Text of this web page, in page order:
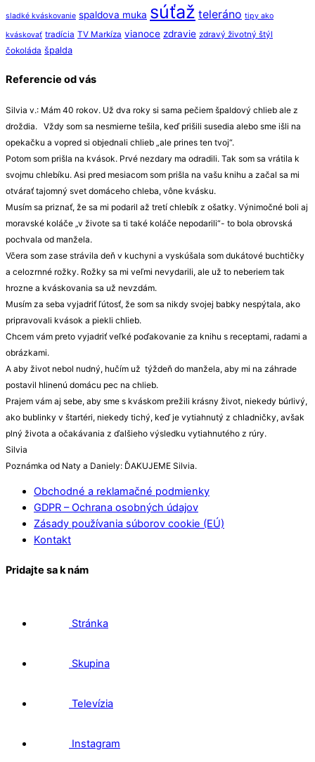
sladké kváskovanie spaldova muka súťaž teleráno tipy ako
kváskovať tradícia TV Markíza vianoce zdravie zdravý životný štýl
čokoláda špalda
Referencie od vás
Silvia v.: Mám 40 rokov. Už dva roky si sama pečiem špaldový chlieb ale z
droždia. Vždy som sa nesmierne tešila, keď prišili susedia alebo sme išli na
opekačku a vopred si objednali chlieb „ale prines ten tvoj“.
Potom som prišla na kvások. Prvé nezdary ma odradili. Tak som sa vrátila k
svojmu chlebíku. Asi pred mesiacom som prišla na vašu knihu a začal sa mi
otvárať tajomný svet domáceho chleba, vône kvásku.
Musím sa priznať, že sa mi podaril až tretí chlebík z ošatky. Výnimočné boli aj
moravské koláče „v živote sa ti také koláče nepodarili“- to bola obrovská
pochvala od manžela.
Včera som zase strávila deň v kuchyni a vyskúšala som dukátové buchtičky
a celozrnné rožky. Rožky sa mi veľmi nevydarili, ale už to neberiem tak
hrozne a kváskovania sa už nevzdám.
Musím za seba vyjadriť ľútosť, že som sa nikdy svojej babky nespýtala, ako
pripravovali kvások a piekli chlieb.
Chcem vám preto vyjadriť veľké poďakovanie za knihu s receptami, radami a
obrázkami.
A aby život nebol nudný, hučím už týždeň do manžela, aby mi na záhrade
postavil hlinenú domácu pec na chlieb.
Prajem vám aj sebe, aby sme s kváskom prežili krásny život, niekedy búrlivý,
ako bublinky v štartéri, niekedy tichý, keď je vytiahnutý z chladničky, avšak
plný života a očakávania z ďalšieho výsledku vytiahnutého z rúry.
Silvia
Poznámka od Naty a Daniely: ĎAKUJEME Silvia.
Obchodné a reklamačné podmienky
GDPR – Ochrana osobných údajov
Zásady používania súborov cookie (EÚ)
Kontakt
Pridajte sa k nám
Stránka
Skupina
Televízia
Instagram